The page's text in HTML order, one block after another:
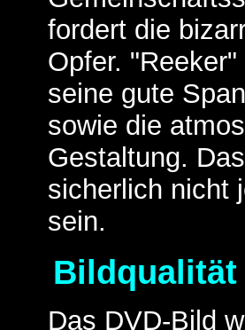
fordert die
Opfer.
seine gute
sowie die
Gestaltung.
sicherlich nicht
sein.
Bildqualität
Das DVD-Bild